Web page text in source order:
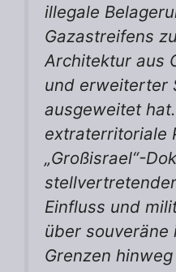
illegale
Gazastreifens
Architektur aus
und erweiterter
ausgeweitet
extraterritoriale
„Großisrael“-
Einfluss und
über souveräne
Grenzen